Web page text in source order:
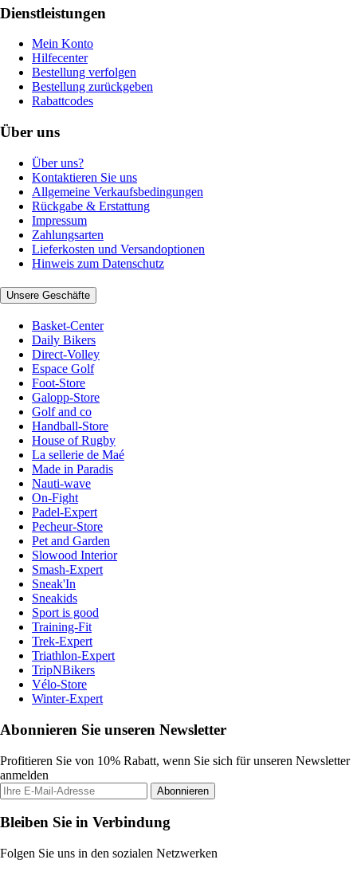
Dienstleistungen
Mein Konto
Hilfecenter
Bestellung verfolgen
Bestellung zurückgeben
Rabattcodes
Über uns
Über uns?
Kontaktieren Sie uns
Allgemeine Verkaufsbedingungen
Rückgabe & Erstattung
Impressum
Zahlungsarten
Lieferkosten und Versandoptionen
Hinweis zum Datenschutz
Unsere Geschäfte
Basket-Center
Daily Bikers
Direct-Volley
Espace Golf
Foot-Store
Galopp-Store
Golf and co
Handball-Store
House of Rugby
La sellerie de Maé
Made in Paradis
Nauti-wave
On-Fight
Padel-Expert
Pecheur-Store
Pet and Garden
Slowood Interior
Smash-Expert
Sneak'In
Sneakids
Sport is good
Training-Fit
Trek-Expert
Triathlon-Expert
TripNBikers
Vélo-Store
Winter-Expert
Abonnieren Sie unseren Newsletter
Profitieren Sie von 10% Rabatt, wenn Sie sich für unseren Newsletter
anmelden
Abonnieren
Bleiben Sie in Verbindung
Folgen Sie uns in den sozialen Netzwerken